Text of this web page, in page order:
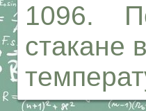
1096.
стакане